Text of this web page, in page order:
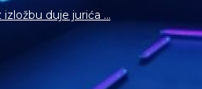
duje jurića ...